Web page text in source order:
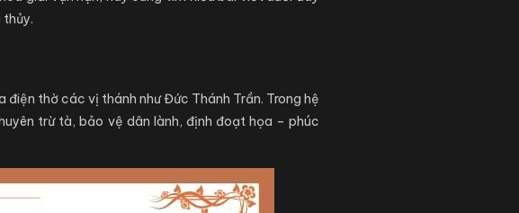
thủy.
thờ các vị thánh như Đức Thánh Trần. Trong hệ
trừ tà, bảo vệ dân lành, định đoạt họa – phúc